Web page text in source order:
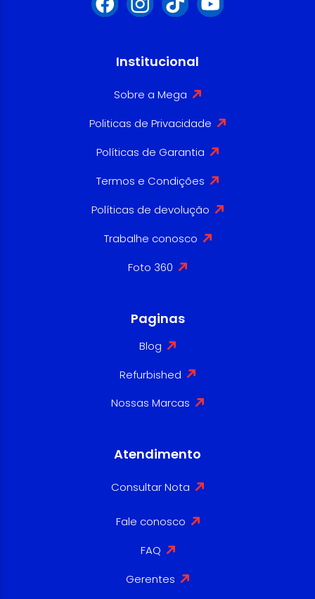
Institucional
Sobre a Mega
Politicas de Privacidade
Políticas de Garantia
Termos e Condições
Políticas de devolução
Trabalhe conosco
Foto 360
Paginas
Blog
Refurbished
Nossas Marcas
Atendimento
Consultar Nota
Fale conosco
FAQ
Gerentes